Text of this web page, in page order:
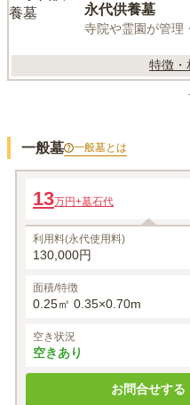
永代供養墓
寺院や霊園が管理
特徴・
一般墓 一般墓とは
13万円+墓石代
利用料(永代使用料)
130,000円
面積/特徴
0.25㎡ 0.35×0.70m
空き状況
空きあり
お問合せする